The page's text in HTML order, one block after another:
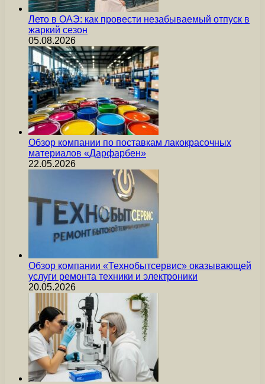
Лето в ОАЭ: как провести незабываемый отпуск в
жаркий сезон
05.08.2026
Обзор компании по поставкам лакокрасочных
материалов «Дарфарбен»
22.05.2026
Обзор компании «Технобытсервис» оказывающей
услуги ремонта техники и электроники
20.05.2026